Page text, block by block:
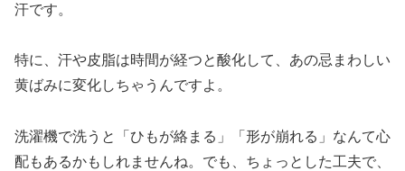
汗です。
特に、汗や皮脂は時間が経つと酸化して、あの忌まわしい
黄ばみに変化しちゃうんですよ。
洗濯機で洗うと「ひもが絡まる」「形が崩れる」なんて心
配もあるかもしれませんね。でも、ちょっとした工夫で、